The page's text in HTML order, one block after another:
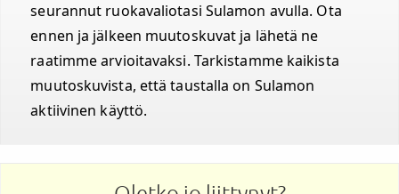
seurannut ruokavaliotasi Sulamon avulla. Ota
ennen ja jälkeen muutoskuvat ja lähetä ne
raatimme arvioitavaksi. Tarkistamme kaikista
muutoskuvista, että taustalla on Sulamon
aktiivinen käyttö.